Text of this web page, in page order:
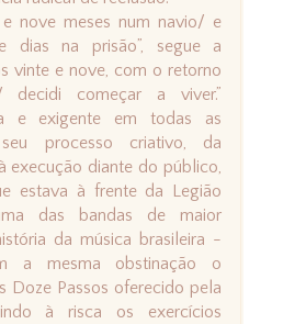
e nove meses num navio/ e
dias na prisão”, segue a
vinte e nove, com o retorno
decidi começar a viver.”
e exigente em todas as
processo criativo, da
execução diante do público,
estava à frente da Legião
das bandas de maior
da música brasileira -
a mesma obstinação o
Doze Passos oferecido pela
à risca os exercícios